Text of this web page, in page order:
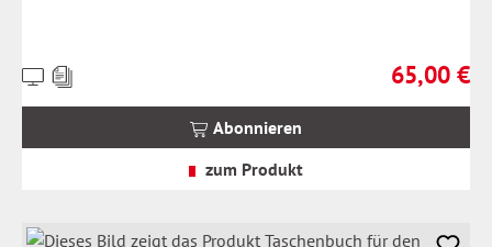
Regulärer
65,00 €
Preise
Abonnieren
zum Produkt